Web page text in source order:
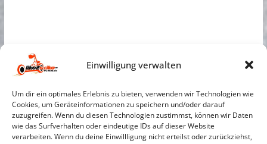
Einwilligung verwalten
Um dir ein optimales Erlebnis zu bieten, verwenden wir Technologien wie
Cookies, um Geräteinformationen zu speichern und/oder darauf
zuzugreifen. Wenn du diesen Technologien zustimmst, können wir Daten
wie das Surfverhalten oder eindeutige IDs auf dieser Website
verarbeiten. Wenn du deine Einwillligung nicht erteilst oder zurückziehst,
€300,00
zzgl.Versandkosten
In den Warenkorb